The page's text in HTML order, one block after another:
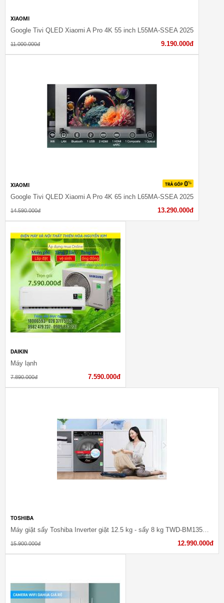
XIAOMI
Google Tivi QLED Xiaomi A Pro 4K 55 inch L55MA-SSEA 2025
11.000.000đ 9.190.000đ
XIAOMI
Google Tivi QLED Xiaomi A Pro 4K 65 inch L65MA-SSEA 2025
14.590.000đ 13.290.000đ
DAIKIN
Máy lạnh
7.890.000đ 7.590.000đ
TOSHIBA
Máy giặt sấy Toshiba Inverter giặt 12.5 kg - sấy 8 kg TWD-BM135GF4V(M-G)
15.900.000đ 12.990.000đ